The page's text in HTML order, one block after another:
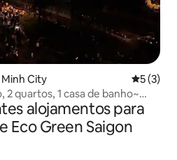
City
5 (3)
2 quartos, 1 casa de banho~
alojamentos para
Eco Green Saigon